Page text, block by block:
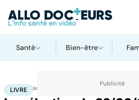
Santé Bien-être
Accueil Santé
LIVRE